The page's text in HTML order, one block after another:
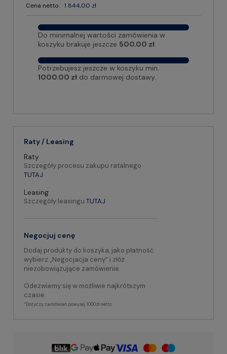
Cena netto: 1 844,00 zł
Do minimalnej wartości zamówienia w
koszyku brakuje jeszcze 500.00 zł.
Potrzebujesz jeszcze w koszyku min.
1000.00 zł do darmowej dostawy.
Raty / Leasing
Raty
Szczegóły procesu zakupu ratalnego
TUTAJ
Leasing
Szczegóły leasingu TUTAJ
Negocjuj cenę
Dodaj produkty do koszyka, jako płatność
wybierz „Negocjacja ceny” i złóż
niezobowiązujące zamówienie.
Odezwiemy się w możliwie najkrótszym
czasie.
*Dotyczy zamówień powyżej 1000zł netto